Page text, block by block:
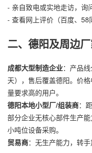
- 亲自致电或实地走访，询
- 查看网上评价（百度、58
二、德阳及周边
成都大型制造企业：产品
天），售后覆盖德阳。价
量要求高的用户。
德阳本地小型厂/组装商：
部分企业无核心部件生产能
小吨位设备采购。
贸易商：无生产能力，转